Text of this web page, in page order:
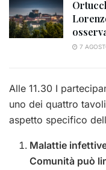
7
Alle 11.30 I
uno dei quattro
aspetto specifico
Malattie
Comunità può